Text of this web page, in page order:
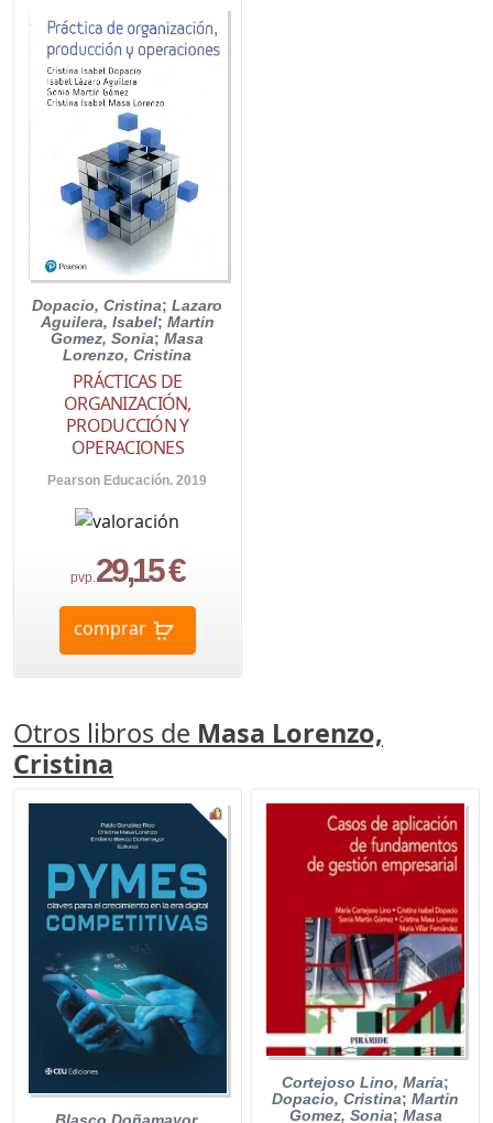
Dopacio, Cristina;Lazaro
Aguilera, Isabel; Martin
Gomez, Sonia;Masa
Lorenzo, Cristina
PRÁCTICAS DE
ORGANIZACIÓN,
PRODUCCIÓN Y
OPERACIONES
Pearson Educación. 2019
pvp.29,15 €
comprar
Otros libros de Masa Lorenzo,
Cristina
Blasco Doñamayor,
Cortejoso Lino, María;
Dopacio, Cristina;Martin
Gomez, Sonia; Masa